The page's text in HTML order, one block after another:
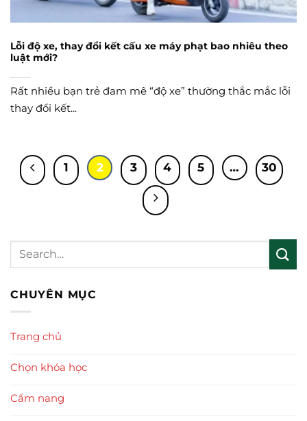
Lỗi độ xe, thay đổi kết cấu xe máy phạt bao nhiêu theo
luật mới?
Rất nhiều bạn trẻ đam mê “độ xe” thường thắc mắc lỗi
thay đổi kết...
1 2 3 4 5 … 30
CHUYÊN MỤC
Trang chủ
Chọn khóa học
Cẩm nang